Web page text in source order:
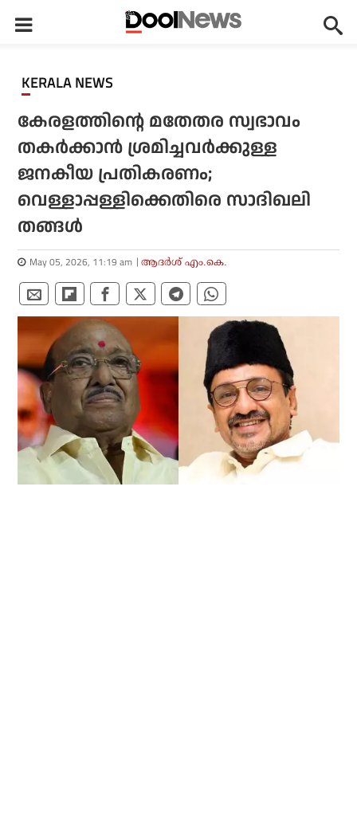
KERALA NEWS
കേരളത്തിന്റെ മതേതര സ്വഭാവം
തകര്‍ക്കാന്‍ ശ്രമിച്ചവര്‍ക്കുള്ള
ജനകീയ പ്രതികരണം;
വെള്ളാപ്പള്ളിക്കെതിരെ സാദിഖലി
തങ്ങള്‍
May 05, 2026, 11:19 am ആദർശ് എം.കെ.